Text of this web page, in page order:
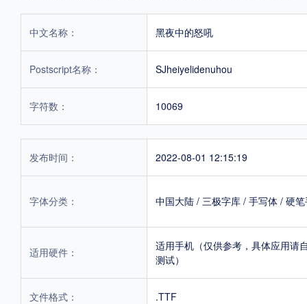
字体新闻 字体程序 字体人物
中文名称： 黑夜中的怒吼
Postscript名称： SJheiyelidenuhou
字符数： 10069
发布时间： 2022-08-01 12:15:19
字体分类： 中国大陆 / 三极字库 / 手写体 / 硬
适用硬件：
适用手机（仅供参考，具体应用请
测试）
文件格式： .TTF